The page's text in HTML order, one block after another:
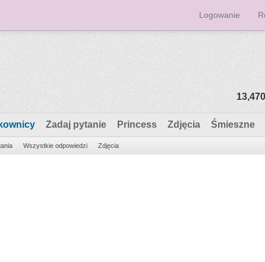
Logowanie
13,470
Zadaj pytanie Princess Zdjęcia Śmieszne
Wszystkie odpowiedzi Zdjęcia